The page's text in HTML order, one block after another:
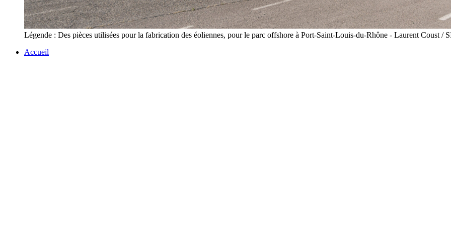
Légende : Des pièces utilisées pour la fabrication des éoliennes, pour le parc offshore à Port-Saint-Louis-du-Rhône - Laurent Coust /
Accueil